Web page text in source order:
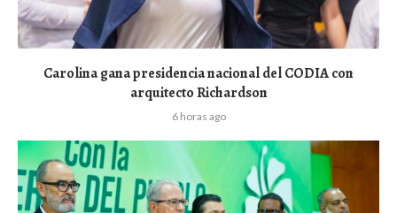
Carolina gana presidencia nacional del CODIA con
arquitecto Richardson
6 horas ago